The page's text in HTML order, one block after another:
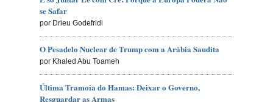
se Safar
por Drieu Godefridi
O Pesadelo Nuclear de Trump com a Arábia Saudita
por Khaled Abu Toameh
Última Tramoia do Hamas: Deixar o Governo,
Resguardar as Armas